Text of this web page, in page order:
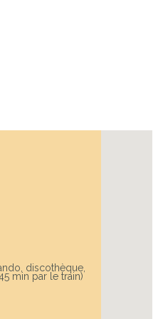
discothèque,
min par le train)